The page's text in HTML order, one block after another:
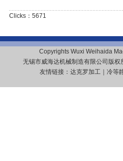
Clicks：5671
Copyrights Wuxi Weihaida
无锡市威海达机械制造有限公司版
友情链接： 达克罗加工 冷等